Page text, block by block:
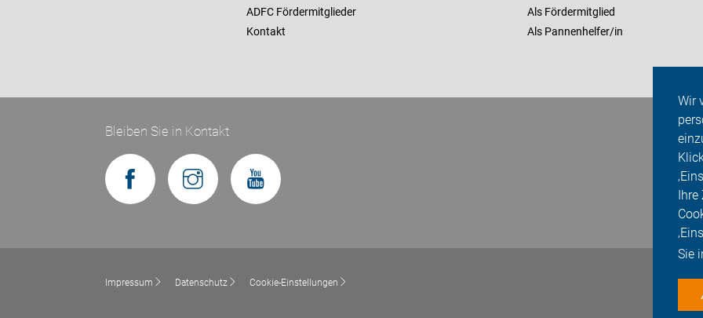
Wir
Ihre
Sie
ADFC Fördermitglieder
Kontakt
Als Fördermitglied
Als Pannenhelfer/in
Bleiben Sie in Kontakt
Impressum Datenschutz Cookie-Einstellungen